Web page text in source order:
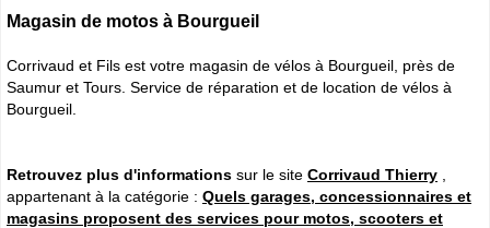
Magasin de motos à Bourgueil
Corrivaud et Fils est votre magasin de vélos à Bourgueil, près de
Saumur et Tours. Service de réparation et de location de vélos à
Bourgueil.
Retrouvez plus d'informations sur le site Corrivaud Thierry
appartenant à la catégorie : Quels garages, concessionnaires et
magasins proposent des services pour motos, scooters et